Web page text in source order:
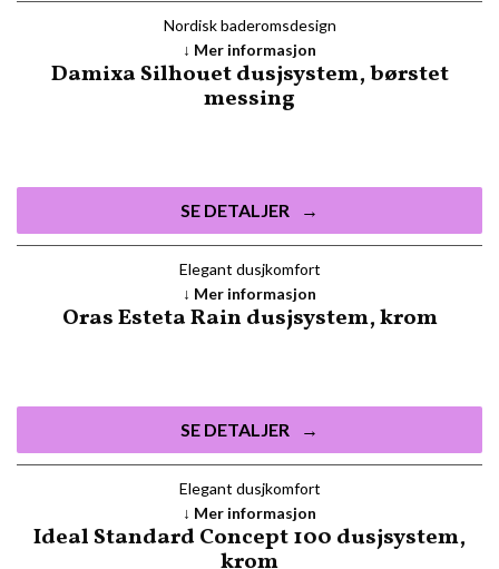
Nordisk baderomsdesign
Damixa Silhouet dusjsystem, børstet
messing
SE DETALJER
Mer informasjon
Elegant dusjkomfort
Oras Esteta Rain dusjsystem, krom
SE DETALJER
Mer informasjon
Elegant dusjkomfort
Ideal Standard Concept 100 dusjsystem,
krom
Mer informasjon